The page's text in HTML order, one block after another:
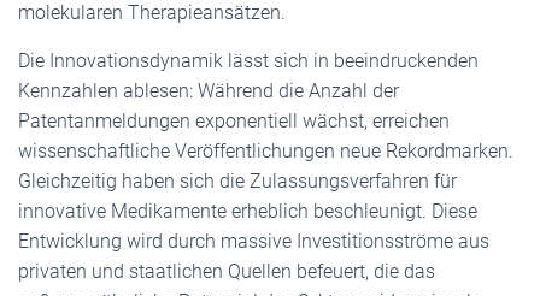
molekularen Therapieansätzen.
Die Innovationsdynamik lässt sich in beeindruckenden
Kennzahlen ablesen: Während die Anzahl der
Patentanmeldungen exponentiell wächst, erreichen
wissenschaftliche Veröffentlichungen neue Rekordmarken.
Gleichzeitig haben sich die Zulassungsverfahren für
innovative Medikamente erheblich beschleunigt. Diese
Entwicklung wird durch massive Investitionsströme aus
privaten und staatlichen Quellen befeuert, die das